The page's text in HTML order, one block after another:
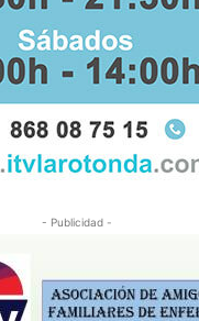
- Publicidad -